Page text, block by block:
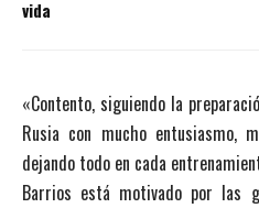
vida
«Contento, siguiendo la
Rusia con mucho entusiasmo,
dejando todo en cada
Barrios está motivado por las